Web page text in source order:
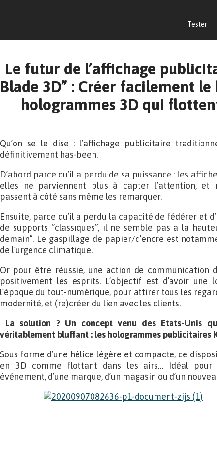
Tester
Le futur de l’affichage
Blade 3D” : Créer facilement le
hologrammes 3D qui
Qu’on se le dise : l’affichage publicitaire
définitivement has-been.
D’abord parce qu’il a perdu de sa puissance : les
elles ne parviennent plus à capter l’attention, et
passent à côté sans même les remarquer.
Ensuite, parce qu’il a perdu la capacité de fédérer et
de supports “classiques”, il ne semble pas à la
demain”. Le gaspillage de papier/d’encre est
de l’urgence climatique.
Or pour être réussie, une action de
positivement les esprits. L’objectif est d’avoir une
l’époque du tout-numérique, pour attirer tous les
modernité, et (re)créer du lien avec les clients.
La solution ? Un concept venu des Etats-Unis
véritablement bluffant : les hologrammes publicitaires
Sous forme d’une hélice légère et compacte, ce
en 3D comme flottant dans les airs… Idéal pour
événement, d’une marque, d’un magasin ou d’un